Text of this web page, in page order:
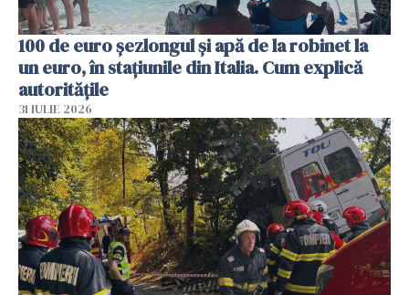
100 de euro șezlongul și apă de la robinet la
un euro, în stațiunile din Italia. Cum explică
autoritățile
31 IULIE 2026